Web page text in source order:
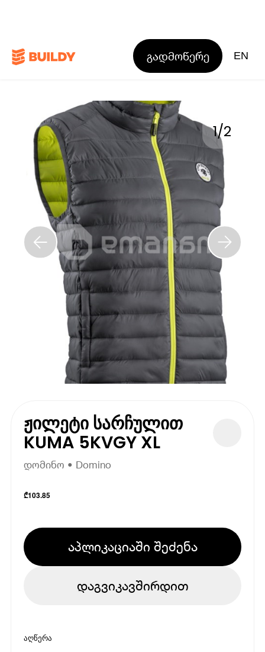
გადმოწერე EN
1/2
ჟილეტი სარჩულით
KUMA 5KVGY XL
დომინო • Domino
₾103.85
აპლიკაციაში შეძენა
დაგვიკავშირდით
აღწერა